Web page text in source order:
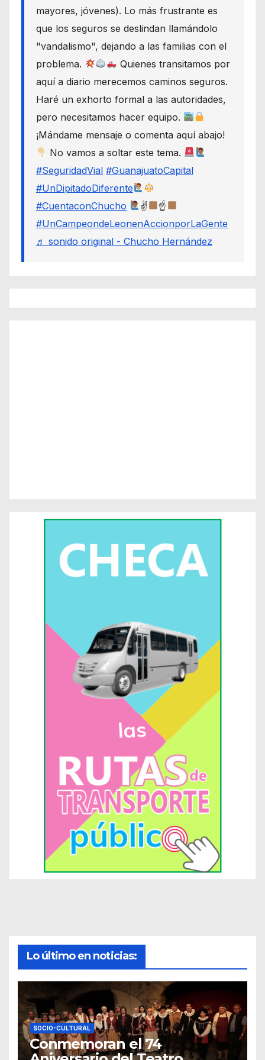
mayores, jóvenes). Lo más frustrante es
que los seguros se deslindan llamándolo
"vandalismo", dejando a las familias con el
problema.
Quienes transitamos por
aquí a diario merecemos caminos seguros.
Haré un exhorto formal a las autoridades,
pero necesitamos hacer equipo.
¡Mándame mensaje o comenta aquí abajo!
No vamos a soltar este tema.
#SeguridadVial #GuanajuatoCapital
#UnDipitadoDiferente
#CuentaconChucho
✌
☝
#UnCampeondeLeonenAccionporLaGente
♬ sonido original - Chucho Hernández
Lo último en noticias:
SOCIO-CULTURAL
Conmemoran el 74